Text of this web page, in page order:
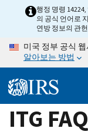
content
행정 명령
의 공식 언어로
연방 정보의 관
미국 정부 공식
알아보는 방법
ITG